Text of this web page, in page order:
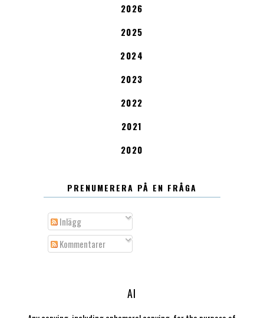
2026
2025
2024
2023
2022
2021
2020
PRENUMERERA PÅ EN FRÅGA
Inlägg
Kommentarer
AI